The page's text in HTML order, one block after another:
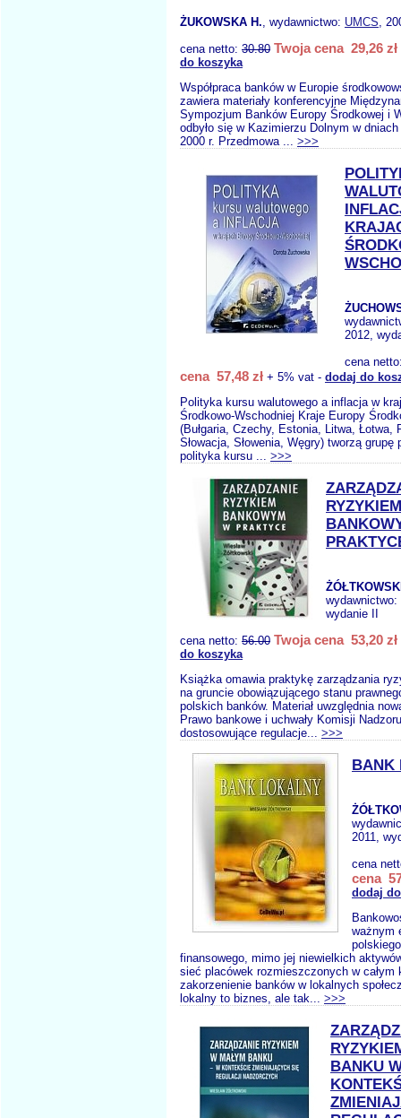
ŻUKOWSKA H., wydawnictwo: UMCS,
cena netto: 30.80 Twoja cena 29,26 zł
do koszyka
Współpraca banków w Europie
zawiera materiały konferencyjne
Sympozjum Banków Europy Środkowej i
odbyło się w Kazimierzu Dolnym w
2000 r. Przedmowa ... >>>
2012,
cena
cena 57,48 zł + 5% vat - dodaj do
Polityka kursu walutowego a inflacja w
Środkowo-Wschodniej Kraje Europy
(Bułgaria, Czechy, Estonia, Litwa, Łotwa,
Słowacja, Słowenia, Węgry) tworzą
polityka kursu ... >>>
RYZYKIEM
wydawnictwo:
wydanie II
cena netto: 56.00 Twoja cena 53,20 zł
do koszyka
Książka omawia praktykę zarządzania
na gruncie obowiązującego stanu
polskich banków. Materiał uwzględnia
Prawo bankowe i uchwały Komisji
dostosowujące regulacje... >>>
BANK
2011,
cena
cena
dodaj
ważnym
finansowego, mimo jej niewielkich
sieć placówek rozmieszczonych w całym
zakorzenienie banków w lokalnych
lokalny to biznes, ale tak... >>>
BANKU